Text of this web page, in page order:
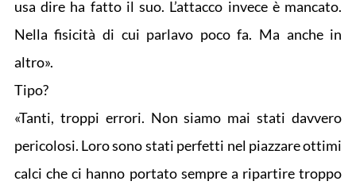
usa dire ha fatto il suo. L’attacco invece è mancato.
Nella fisicità di cui parlavo poco fa. Ma anche in
altro».
Tipo?
«Tanti, troppi errori. Non siamo mai stati davvero
pericolosi. Loro sono stati perfetti nel piazzare ottimi
calci che ci hanno portato sempre a ripartire troppo